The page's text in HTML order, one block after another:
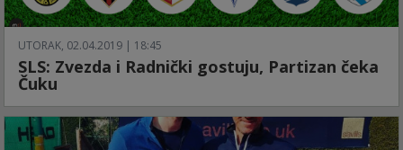
UTORAK, 02.04.2019 | 18:45
SLS: Zvezda i Radnički gostuju, Partizan čeka
Čuku